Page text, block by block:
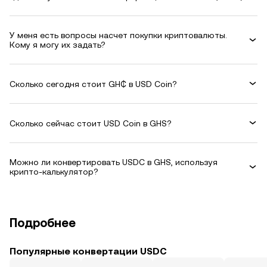
У меня есть вопросы насчет покупки криптовалюты.
Кому я могу их задать?
Сколько сегодня стоит GH₵ в USD Coin?
Сколько сейчас стоит USD Coin в GHS?
Можно ли конвертировать USDC в GHS, используя
крипто-калькулятор?
Подробнее
Популярные конвертации USDC